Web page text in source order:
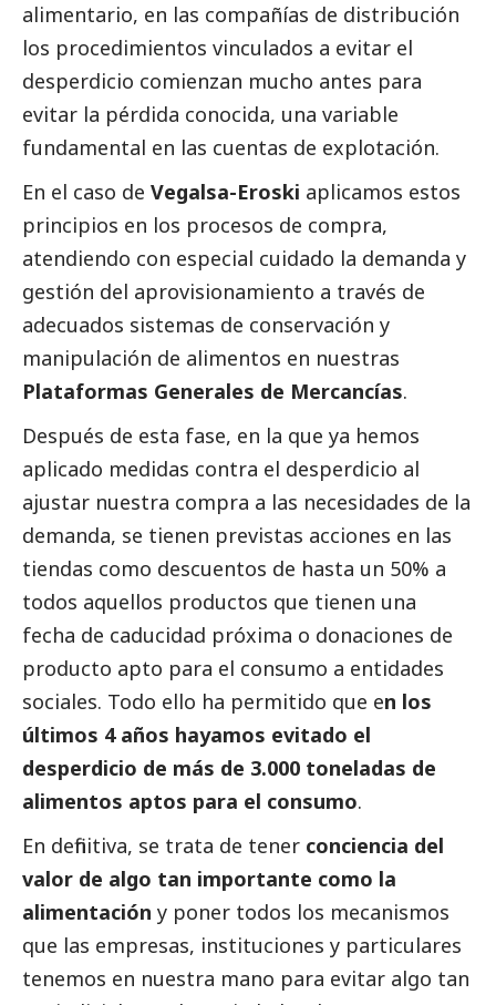
alimentario, en las compañías de distribución
los procedimientos vinculados a evitar el
desperdicio comienzan mucho antes para
evitar la pérdida conocida, una variable
fundamental en las cuentas de explotación.
En el caso de Vegalsa-Eroski aplicamos estos
principios en los procesos de compra,
atendiendo con especial cuidado la demanda y
gestión del aprovisionamiento a través de
adecuados sistemas de conservación y
manipulación de alimentos en nuestras
Plataformas Generales de Mercancías.
Después de esta fase, en la que ya hemos
aplicado medidas contra el desperdicio al
ajustar nuestra compra a las necesidades de la
demanda, se tienen previstas acciones en las
tiendas como descuentos de hasta un 50% a
todos aquellos productos que tienen una
fecha de caducidad próxima o donaciones de
producto apto para el consumo a entidades
sociales. Todo ello ha permitido que en los
últimos 4 años hayamos evitado el
desperdicio de más de 3.000 toneladas de
alimentos aptos para el consumo.
En definitiva, se trata de tener conciencia del
valor de algo tan importante como la
alimentación y poner todos los mecanismos
que las empresas, instituciones y particulares
tenemos en nuestra mano para evitar algo tan